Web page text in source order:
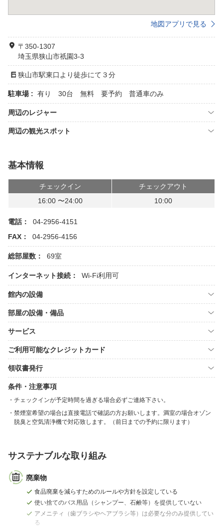
地図アプリで見る
〒350-1307
埼玉県狭山市祇園3-3
狭山市駅東口より徒歩にて３分
駐車場 : 有り 30台 無料 要予約 普通車のみ
周辺のレジャー
周辺の観光スポット
基本情報
チェックイン
チェックアウト
16:00 〜24:00
10:00
電話：
04-2956-4151
FAX：
04-2956-4156
総部屋数： 69室
インターネット接続： Wi-Fi利用可
館内の設備
部屋の設備・備品
サービス
ご利用可能なクレジットカード
領収書発行
条件・注意事項
チェックインが予定時間を過ぎる場合必ずご連絡下さい。
禁煙室希望の場合は直接電話で確認の方お願いします。満室の場合オゾン
脱臭と空気清浄機で対応致します。（前日までの予約に限ります）
サステナブルな取り組み
廃棄物
食品廃棄を減らすためのルールや方針を設定している
使い捨てのバス用品（シャンプー、石鹸等）を提供していない
アメニティ（歯ブラシやヘアブラシ等）は必要な分のみ提供してい
る